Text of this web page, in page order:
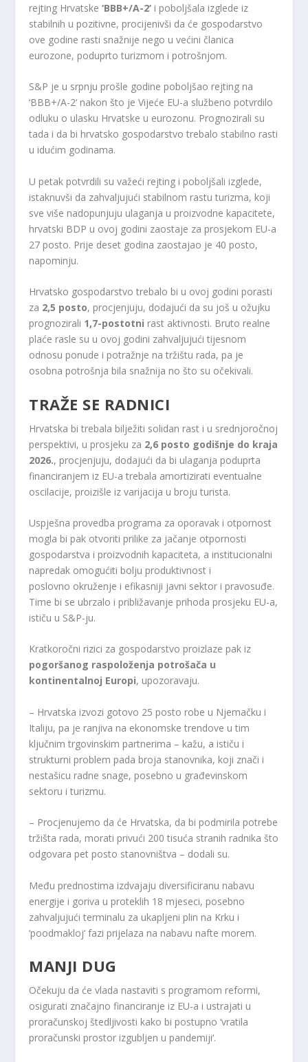
rejting Hrvatske‘BBB+/A-2‘ i poboljšala izglede iz
stabilnih u pozitivne, procijenivši da će gospodarstvo
ove godine rasti snažnije nego u većini članica
eurozone, poduprto turizmom i potrošnjom.
S&P je u srpnju prošle godine poboljšao rejting na
‘BBB+/A-2‘ nakon što je Vijeće EU-a službeno potvrdilo
odluku o ulasku Hrvatske u eurozonu. Prognozirali su
tada i da bi hrvatsko gospodarstvo trebalo stabilno rasti
u idućim godinama.
U petak potvrdili su važeći rejting i poboljšali izglede,
istaknuvši da zahvaljujući stabilnom rastu turizma, koji
sve više nadopunjuju ulaganja u proizvodne kapacitete,
hrvatski BDP u ovoj godini zaostaje za prosjekom EU-a
27 posto. Prije deset godina zaostajao je 40 posto,
napominju.
Hrvatsko gospodarstvo trebalo bi u ovoj godini porasti
za 2,5 posto, procjenjuju, dodajući da su još u ožujku
prognozirali 1,7-postotni rast aktivnosti. Bruto realne
plaće rasle su u ovoj godini zahvaljujući tijesnom
odnosu ponude i potražnje na tržištu rada, pa je
osobna potrošnja bila snažnija no što su očekivali.
TRAŽE SE RADNICI
Hrvatska bi trebala bilježiti solidan rast i u srednjoročnoj
perspektivi, u prosjeku za 2,6 posto godišnje do kraja
2026., procjenjuju, dodajući da bi ulaganja poduprta
financiranjem iz EU-a trebala amortizirati eventualne
oscilacije, proizišle iz varijacija u broju turista.
Uspješna provedba programa za oporavak i otpornost
mogla bi pak otvoriti prilike za jačanje otpornosti
gospodarstva i proizvodnih kapaciteta, a institucionalni
napredak omogućiti bolju produktivnost i
poslovno okruženje i efikasniji javni sektor i pravosuđe.
Time bi se ubrzalo i približavanje prihoda prosjeku EU-a,
ističu u S&P-ju.
Kratkoročni rizici za gospodarstvo proizlaze pak iz
pogoršanog raspoloženja potrošača u
kontinentalnoj Europi, upozoravaju.
– Hrvatska izvozi gotovo 25 posto robe u Njemačku i
Italiju, pa je ranjiva na ekonomske trendove u tim
ključnim trgovinskim partnerima – kažu, a ističu i
strukturni problem pada broja stanovnika, koji znači i
nestašicu radne snage, posebno u građevinskom
sektoru i turizmu.
– Procjenujemo da će Hrvatska, da bi podmirila potrebe
tržišta rada, morati privući 200 tisuća stranih radnika što
odgovara pet posto stanovništva – dodali su.
Među prednostima izdvajaju diversificiranu nabavu
energije i goriva u proteklih 18 mjeseci, posebno
zahvaljujući terminalu za ukapljeni plin na Krku i
‘poodmakloj‘ fazi prijelaza na nabavu nafte morem.
MANJI DUG
Očekuju da će vlada nastaviti s programom reformi,
osigurati značajno financiranje iz EU-a i ustrajati u
proračunskoj štedljivosti kako bi postupno ‘vratila
proračunski prostor izgubljen u pandemiji‘.